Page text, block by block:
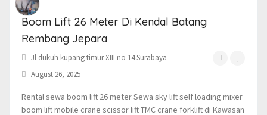
Boom Lift 26 Meter Di Kendal Batang
Rembang Jepara
Jl dukuh kupang timur XIII no 14 Surabaya
August 26, 2025
Rental sewa boom lift 26 meter Sewa sky lift self loading mixer
boom lift mobile crane scissor lift TMC crane forklift di Kawasan